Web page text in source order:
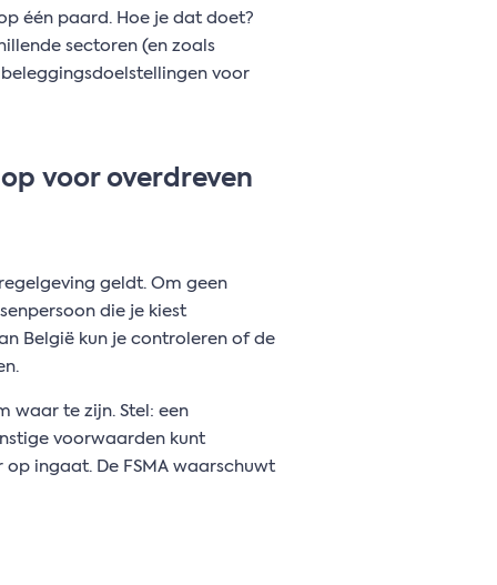
één paard. Hoe je dat doet?
sectoren (en zoals
voor
voor overdreven
geldt. Om geen
die je kiest
België kun je controleren of de
waar te zijn. Stel: een
voorwaarden kunt
ingaat. De FSMA waarschuwt